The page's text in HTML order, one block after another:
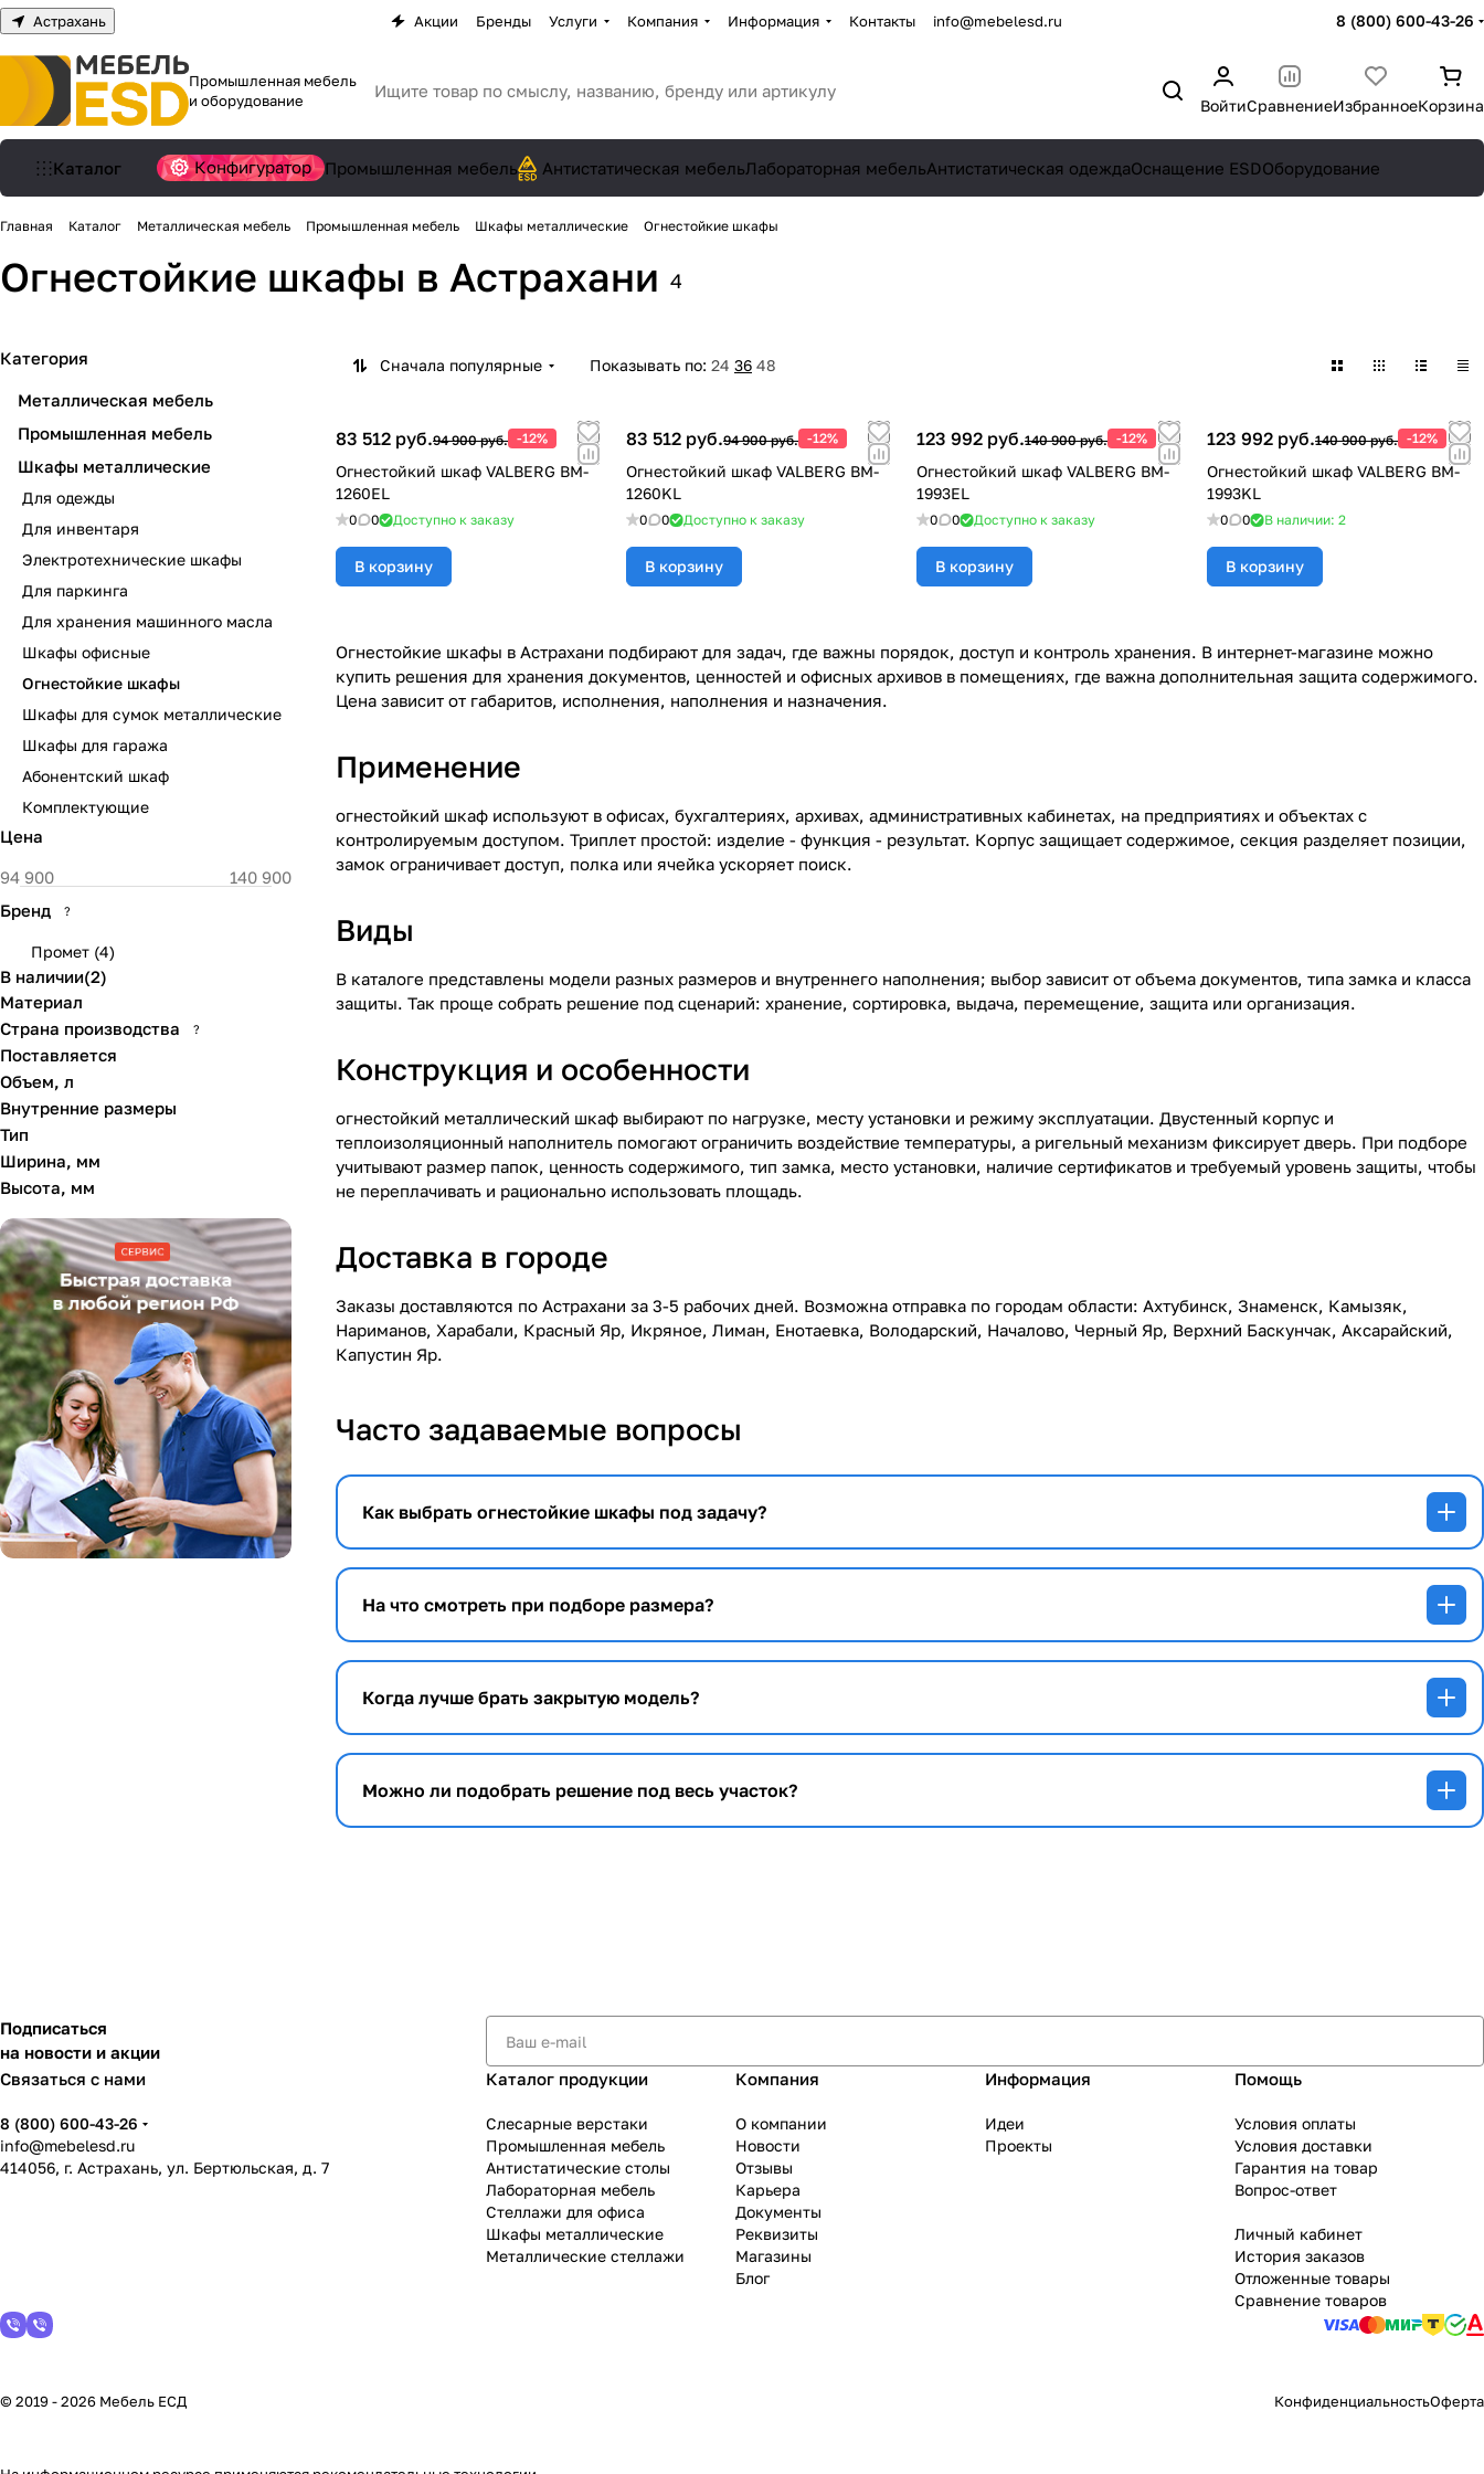
Астрахань Акции Бренды Услуги Компания Информация Контакты info@mebelesd.ru 8 (800) 600-43-26
Промышленная мебель
и оборудование
ВойтиСравнениеИзбранноеКорзина
Каталог Конфигуратор Промышленная мебель Антистатическая мебельЛабораторная мебельАнтистатическая одеждаОснащение ESDОборудование
Главная Каталог Металлическая мебель Промышленная мебель Шкафы металлические Огнестойкие шкафы
Огнестойкие шкафы в Астрахани 4
Сначала популярные Показывать по: 24 36 48
83 512 руб.94 900 руб. -12%
Огнестойкий шкаф VALBERG BM-
1260EL
0 0 Доступно к заказу
В корзину
83 512 руб.94 900 руб. -12%
Огнестойкий шкаф VALBERG BM-
1260KL
0 0 Доступно к заказу
В корзину
123 992 руб.140 900 руб. -12%
Огнестойкий шкаф VALBERG BM-
1993EL
0 0 Доступно к заказу
В корзину
123 992 руб.140 900 руб. -12%
Огнестойкий шкаф VALBERG BM-
1993KL
0 0 В наличии: 2
В корзину
Огнестойкие шкафы в Астрахани подбирают для задач, где важны порядок, доступ и контроль хранения. В интернет-магазине можно
купить решения для хранения документов, ценностей и офисных архивов в помещениях, где важна дополнительная защита содержимого.
Цена зависит от габаритов, исполнения, наполнения и назначения.
Применение
огнестойкий шкаф используют в офисах, бухгалтериях, архивах, административных кабинетах, на предприятиях и объектах с
контролируемым доступом. Триплет простой: изделие - функция - результат. Корпус защищает содержимое, секция разделяет позиции,
замок ограничивает доступ, полка или ячейка ускоряет поиск.
Виды
В каталоге представлены модели разных размеров и внутреннего наполнения; выбор зависит от объема документов, типа замка и класса
защиты. Так проще собрать решение под сценарий: хранение, сортировка, выдача, перемещение, защита или организация.
Конструкция и особенности
огнестойкий металлический шкаф выбирают по нагрузке, месту установки и режиму эксплуатации. Двустенный корпус и
теплоизоляционный наполнитель помогают ограничить воздействие температуры, а ригельный механизм фиксирует дверь. При подборе
учитывают размер папок, ценность содержимого, тип замка, место установки, наличие сертификатов и требуемый уровень защиты, чтобы
не переплачивать и рационально использовать площадь.
Доставка в городе
Заказы доставляются по Астрахани за 3-5 рабочих дней. Возможна отправка по городам области: Ахтубинск, Знаменск, Камызяк,
Нариманов, Харабали, Красный Яр, Икряное, Лиман, Енотаевка, Володарский, Началово, Черный Яр, Верхний Баскунчак, Аксарайский,
Капустин Яр.
Часто задаваемые вопросы
Как выбрать огнестойкие шкафы под задачу?
На что смотреть при подборе размера?
Когда лучше брать закрытую модель?
Можно ли подобрать решение под весь участок?
Категория
Металлическая мебель
Промышленная мебель
Шкафы металлические
Для одежды
Для инвентаря
Электротехнические шкафы
Для паркинга
Для хранения машинного масла
Шкафы офисные
Огнестойкие шкафы
Шкафы для сумок металлические
Шкафы для гаража
Абонентский шкаф
Комплектующие
Цена
Бренд ?
Промет (4)
В наличии(2)
Материал
Страна производства
?
Поставляется
Объем, л
Внутренние размеры
Тип
Ширина, мм
Высота, мм
Подписаться
на новости и акции
Связаться с нами
8 (800) 600-43-26
info@mebelesd.ru
414056, г. Астрахань, ул. Бертюльская, д. 7
Каталог продукции
Слесарные верстаки
Промышленная мебель
Антистатические столы
Лабораторная мебель
Стеллажи для офиса
Шкафы металлические
Металлические стеллажи
Компания
О компании
Новости
Отзывы
Карьера
Документы
Реквизиты
Магазины
Блог
Информация
Идеи
Проекты
Помощь
Условия оплаты
Условия доставки
Гарантия на товар
Вопрос-ответ
Личный кабинет
История заказов
Отложенные товары
Сравнение товаров
© 2019 - 2026 Мебель ЕСД КонфиденциальностьОферта